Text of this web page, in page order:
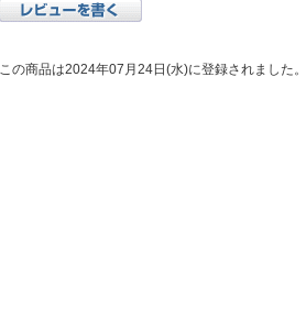
この商品は2024年07月24日(水)に登録されました。